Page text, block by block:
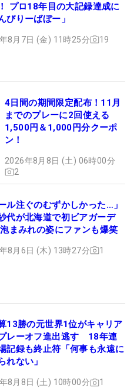
プロ18年目の大記録達成に
びりーばぼー」
8月7日 (金) 11時25分 19
4日間の期間限定配布！11月
までのプレーに2回使える
1,500円＆1,000円分クーポ
ン！
2026年8月8日 (土) 06時00分
2
ル注ぐのむずかしかった…」
代が北海道で初ビアガーデ
まみれの姿にファンも爆笑
8月6日 (木) 13時27分 1
13勝の元世界1位がキャリア
レーオフ進出逃す 18年連
記録も終止符「何事も永遠に
れない」
8月8日 (土) 10時00分 1